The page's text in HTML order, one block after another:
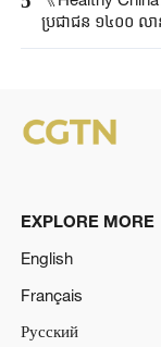
ប្រជាជន ​១៤០០ ​លា
EXPLORE MORE
English
Français
Русский